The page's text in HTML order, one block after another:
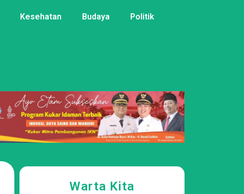
Kesehatan Budaya Politik
Warta Kita